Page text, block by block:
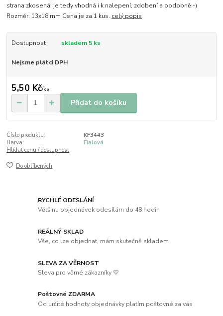
strana zkosená, je tedy vhodná i k nalepení, zdobení a podobně:-)
Rozměr: 13x18 mm Cena je za 1 kus. celý popis
Dostupnost skladem 5 ks
Nejsme plátci DPH
5,50 Kč/ks
Přidat do košíku
Číslo produktu:
KF3443
Barva:
Fialová
Hlídat cenu / dostupnost
Do oblíbených
RYCHLÉ ODESLÁNÍ
Většinu objednávek odesílám do 48 hodin
REÁLNÝ SKLAD
Vše, co lze objednat, mám skutečně skladem
SLEVA ZA VĚRNOST
Sleva pro věrné zákazníky 💛
Poštovné ZDARMA
Od určité hodnoty objednávky platím poštovné za vás